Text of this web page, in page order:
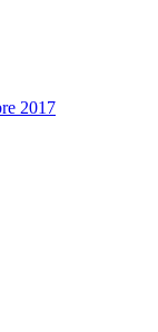
2017